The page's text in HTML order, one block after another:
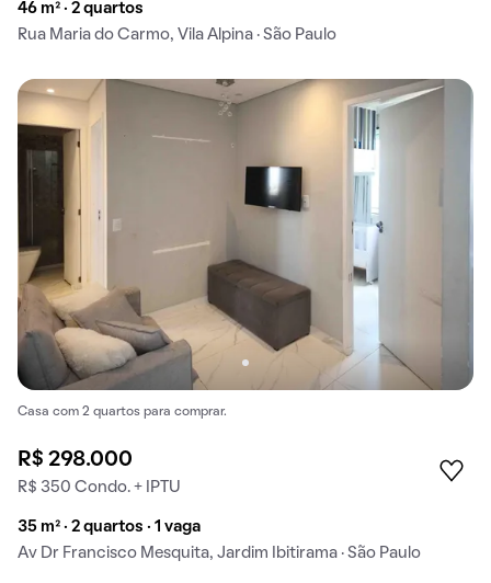
46 m² · 2 quartos
Rua Maria do Carmo, Vila Alpina · São Paulo
Casa com 2 quartos para comprar.
R$ 298.000
R$ 350 Condo. + IPTU
35 m² · 2 quartos · 1 vaga
Av Dr Francisco Mesquita, Jardim Ibitirama · São Paulo